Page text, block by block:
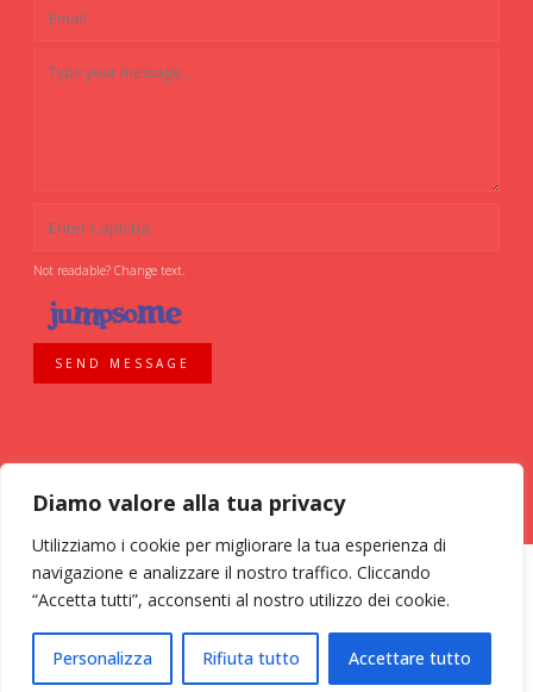
Diamo valore alla tua privacy
Utilizziamo i cookie per migliorare la tua esperienza di
navigazione e analizzare il nostro traffico. Cliccando
“Accetta tutti”, acconsenti al nostro utilizzo dei cookie.
Personalizza Rifiuta tutto Accettare tutto
Not readable? Change text.
SEND MESSAGE
ASSOCIAZIONE VOLONTARI ITALIANI SANGUE - AVIS COMUNALE MILANO -